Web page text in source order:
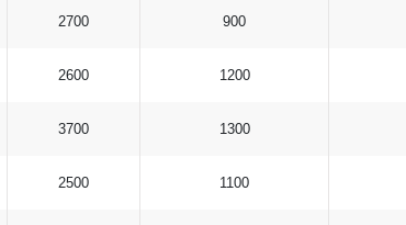
2700 900
2600 1200
3700 1300
2500 1100